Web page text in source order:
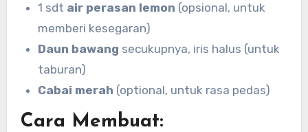
1 sdt air perasan lemon (opsional, untuk
memberi kesegaran)
Daun bawang secukupnya, iris halus (untuk
taburan)
Cabai merah (optional, untuk rasa pedas)
Cara Membuat: